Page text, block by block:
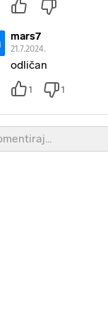
mars7
21.7.2024.
odličan
1 1